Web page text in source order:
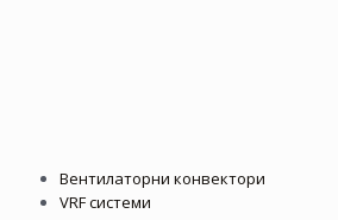
Вентилаторни конвектори
VRF системи